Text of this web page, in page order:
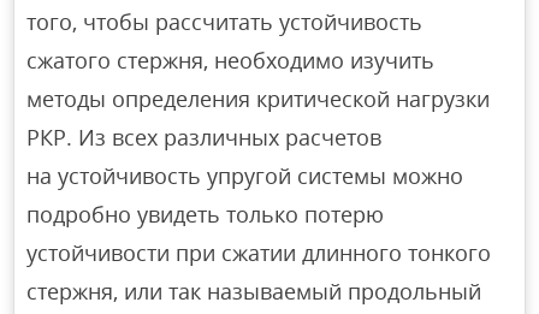
того, чтобы рассчитать устойчивость
сжатого стержня, необходимо изучить
методы определения критической нагрузки
РКР. Из всех различных расчетов
на устойчивость упругой системы можно
подробно увидеть только потерю
устойчивости при сжатии длинного тонкого
стержня, или так называемый продольный